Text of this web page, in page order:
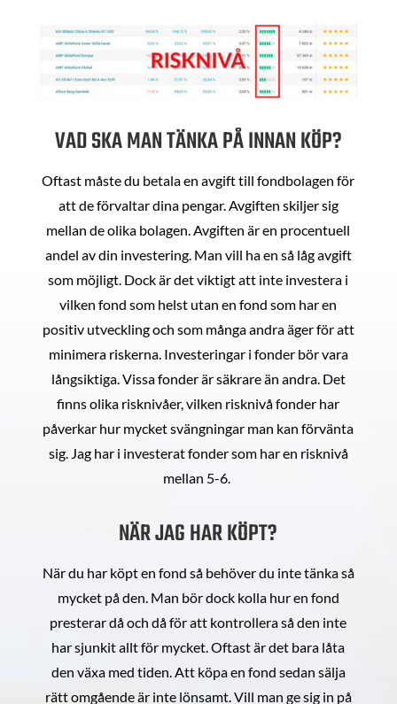
VAD SKA MAN TÄNKA PÅ INNAN KÖP?
Oftast måste du betala en avgift till fondbolagen för
att de förvaltar dina pengar. Avgiften skiljer sig
mellan de olika bolagen. Avgiften är en procentuell
andel av din investering. Man vill ha en så låg avgift
som möjligt. Dock är det viktigt att inte investera i
vilken fond som helst utan en fond som har en
positiv utveckling och som många andra äger för att
minimera riskerna. Investeringar i fonder bör vara
långsiktiga. Vissa fonder är säkrare än andra. Det
finns olika risknivåer, vilken risknivå fonder har
påverkar hur mycket svängningar man kan förvänta
sig. Jag har i investerat fonder som har en risknivå
mellan 5-6.
NÄR JAG HAR KÖPT?
När du har köpt en fond så behöver du inte tänka så
mycket på den. Man bör dock kolla hur en fond
presterar då och då för att kontrollera så den inte
har sjunkit allt för mycket. Oftast är det bara låta
den växa med tiden. Att köpa en fond sedan sälja
rätt omgående är inte lönsamt. Vill man ge sig in på